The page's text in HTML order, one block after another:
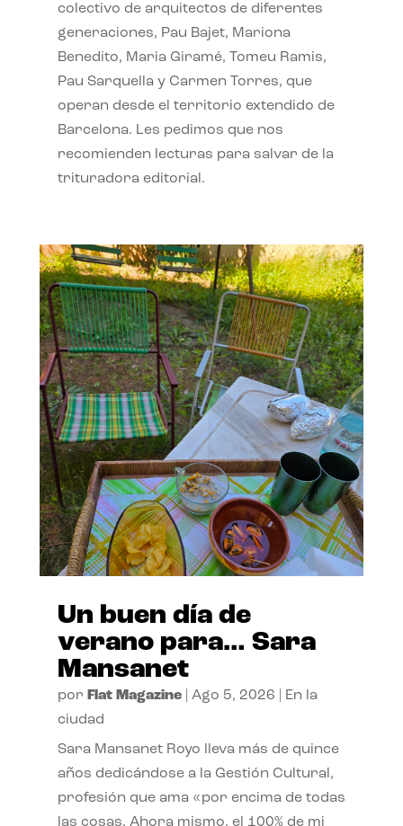
colectivo de arquitectos de diferentes
generaciones, Pau Bajet, Mariona
Benedito, Maria Giramé, Tomeu Ramis,
Pau Sarquella y Carmen Torres, que
operan desde el territorio extendido de
Barcelona. Les pedimos que nos
recomienden lecturas para salvar de la
trituradora editorial.
Un buen día de
verano para… Sara
Mansanet
por Flat Magazine| Ago 5, 2026
En la
ciudad
Sara Mansanet Royo lleva más de quince
años dedicándose a la Gestión Cultural,
profesión que ama «por encima de todas
las cosas. Ahora mismo, el 100% de mi